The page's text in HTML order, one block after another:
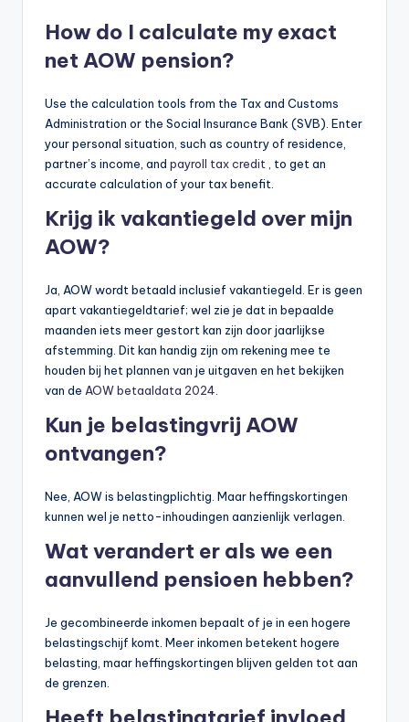
How do I calculate my exact
net AOW pension?
Use the calculation tools from the Tax and Customs
Administration or the Social Insurance Bank (SVB). Enter
your personal situation, such as country of residence,
partner’s income, and payroll tax credit, to get an
accurate calculation of your tax benefit.
Krijg ik vakantiegeld over mijn
AOW?
Ja, AOW wordt betaald inclusief vakantiegeld. Er is geen
apart vakantiegeldtarief; wel zie je dat in bepaalde
maanden iets meer gestort kan zijn door jaarlijkse
afstemming. Dit kan handig zijn om rekening mee te
houden bij het plannen van je uitgaven en het bekijken
van de AOW betaaldata 2024.
Kun je belastingvrij AOW
ontvangen?
Nee, AOW is belastingplichtig. Maar heffingskortingen
kunnen wel je netto-inhoudingen aanzienlijk verlagen.
Wat verandert er als we een
aanvullend pensioen hebben?
Je gecombineerde inkomen bepaalt of je in een hogere
belastingschijf komt. Meer inkomen betekent hogere
belasting, maar heffingskortingen blijven gelden tot aan
de grenzen.